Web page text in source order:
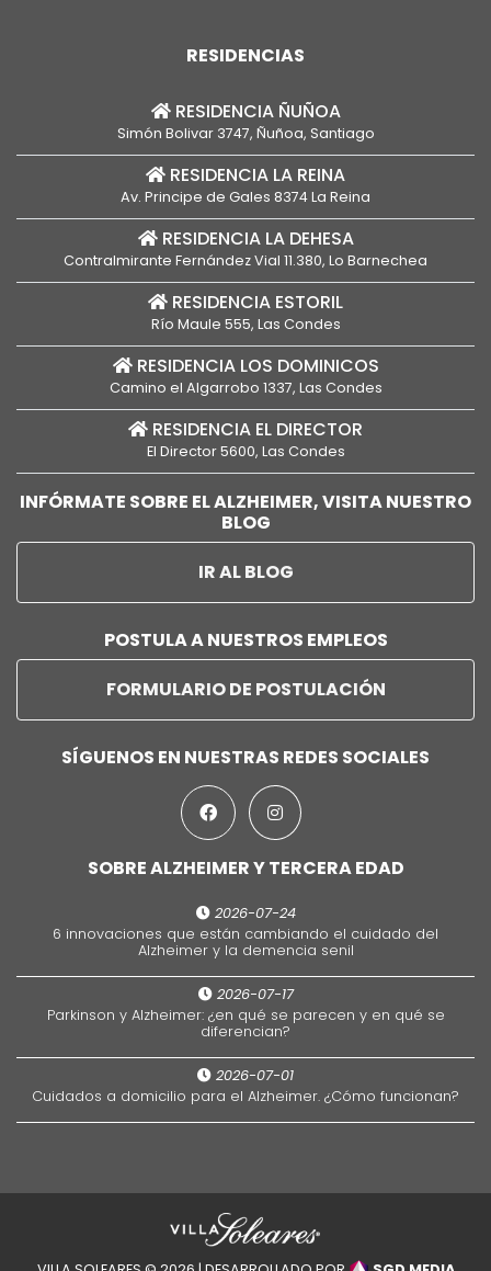
RESIDENCIAS
RESIDENCIA ÑUÑOA
Simón Bolivar 3747, Ñuñoa, Santiago
RESIDENCIA LA REINA
Av. Principe de Gales 8374 La Reina
RESIDENCIA LA DEHESA
Contralmirante Fernández Vial 11.380, Lo Barnechea
RESIDENCIA ESTORIL
Río Maule 555, Las Condes
RESIDENCIA LOS DOMINICOS
Camino el Algarrobo 1337, Las Condes
RESIDENCIA EL DIRECTOR
El Director 5600, Las Condes
INFÓRMATE SOBRE EL ALZHEIMER, VISITA NUESTRO
BLOG
IR AL BLOG
POSTULA A NUESTROS EMPLEOS
FORMULARIO DE POSTULACIÓN
SÍGUENOS EN NUESTRAS REDES SOCIALES
SOBRE ALZHEIMER Y TERCERA EDAD
2026-07-24
6 innovaciones que están cambiando el cuidado del
Alzheimer y la demencia senil
2026-07-17
Parkinson y Alzheimer: ¿en qué se parecen y en qué se
diferencian?
2026-07-01
Cuidados a domicilio para el Alzheimer. ¿Cómo funcionan?